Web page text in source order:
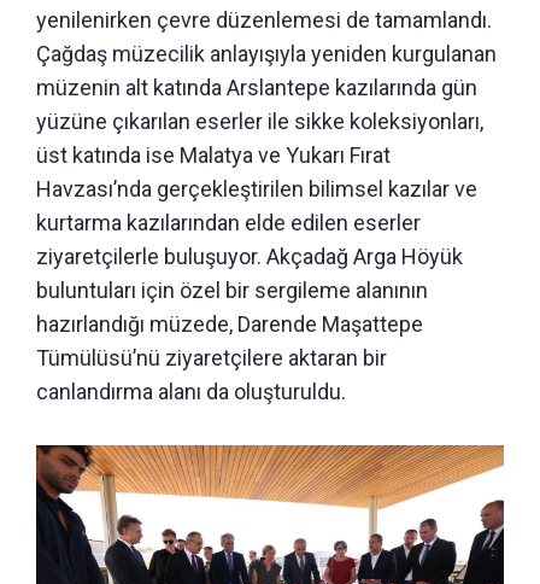
yenilenirken çevre düzenlemesi de tamamlandı.
Çağdaş müzecilik anlayışıyla yeniden kurgulanan
müzenin alt katında Arslantepe kazılarında gün
yüzüne çıkarılan eserler ile sikke koleksiyonları,
üst katında ise Malatya ve Yukarı Fırat
Havzası’nda gerçekleştirilen bilimsel kazılar ve
kurtarma kazılarından elde edilen eserler
ziyaretçilerle buluşuyor. Akçadağ Arga Höyük
buluntuları için özel bir sergileme alanının
hazırlandığı müzede, Darende Maşattepe
Tümülüsü’nü ziyaretçilere aktaran bir
canlandırma alanı da oluşturuldu.